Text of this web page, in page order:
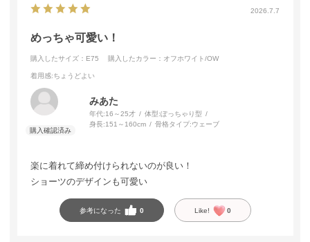
2026.7.7
めっちゃ可愛い！
購入したサイズ：E75 購入したカラー：オフホワイト/OW
着用感:ちょうどよい
みあた
年代:16～25才 体型:ぽっちゃり型
身長:151～160cm 骨格タイプ:ウェーブ
楽に着れて締め付けられないのが良い！
ショーツのデザインも可愛い
参考になった 0 Like! 0